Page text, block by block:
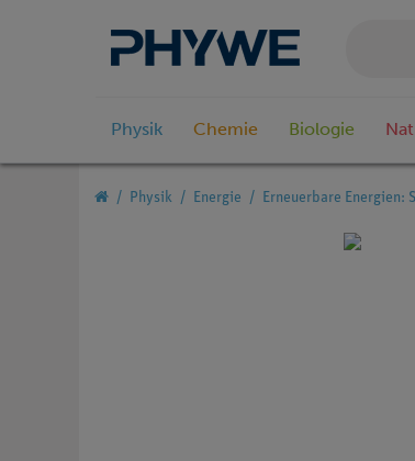
Physik Chemie Biologie
Physik Energie Erneuerbare Energien: